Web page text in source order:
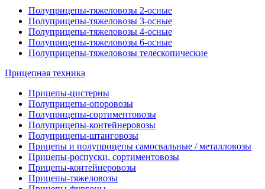
Полуприцепы-тяжеловозы 2-осные
Полуприцепы-тяжеловозы 3-осные
Полуприцепы-тяжеловозы 4-осные
Полуприцепы-тяжеловозы 6-осные
Полуприцепы-тяжеловозы телескопические
Прицепная техника
Прицепы-цистерны
Полуприцепы-опоровозы
Полуприцепы-сортиментовозы
Полуприцепы-контейнеровозы
Полуприцепы-штанговозы
Прицепы и полуприцепы самосвальные / металловозы
Прицепы-роспуски, сортиментовозы
Прицепы-контейнеровозы
Прицепы-тяжеловозы